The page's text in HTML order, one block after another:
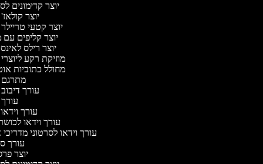
יוצר קדימונים
יוצר
יוצר קטעי
יוצר קליפים
יוצר רילס
מוזיקת רקע
מחולל כתוביות
עורך
עורך
עורך וידאו
עורך וידאו לסרטוני
עורך
יוצר